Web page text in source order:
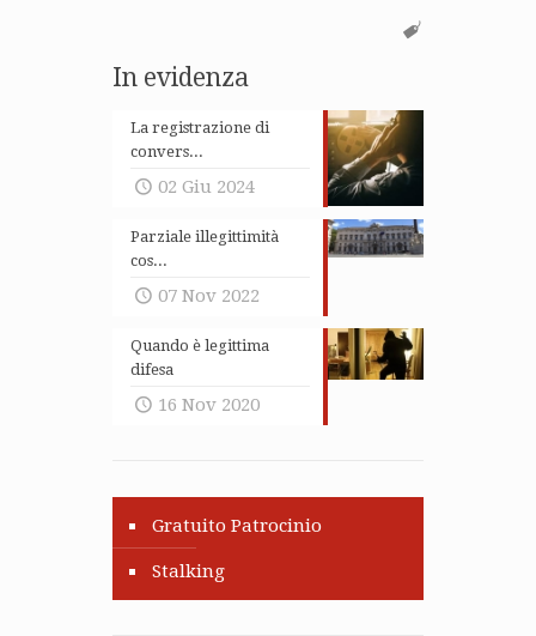
In evidenza
La registrazione di
convers...
02 Giu 2024
Parziale illegittimità
cos...
07 Nov 2022
Quando è legittima
difesa
16 Nov 2020
Gratuito Patrocinio
Stalking